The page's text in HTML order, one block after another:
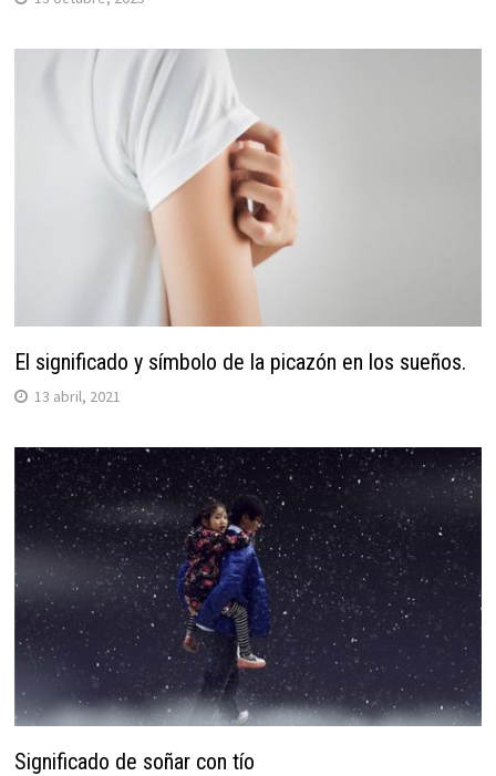
El significado y símbolo de la picazón en los sueños.
13 abril, 2021
Significado de soñar con tío